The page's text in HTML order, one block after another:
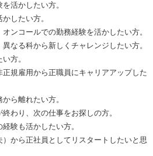
活かしたい方。
したい方。
ンコールでの勤務経験を活かしたい方。
なる科から新しくチャレンジしたい方。
方。
正規雇用から正職員にキャリアアップした
ら離れたい方。
わり、次の仕事をお探しの方。
験も活かしたい方。
）から正社員としてリスタートしたいと思